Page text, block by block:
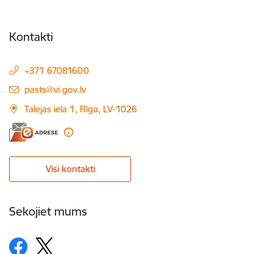
Kontakti
+371 67081600
E-pasts:
pasts@vi.gov.lv
Talejas iela 1, Rīga, LV-1026
Visi kontakti
Sekojiet mums